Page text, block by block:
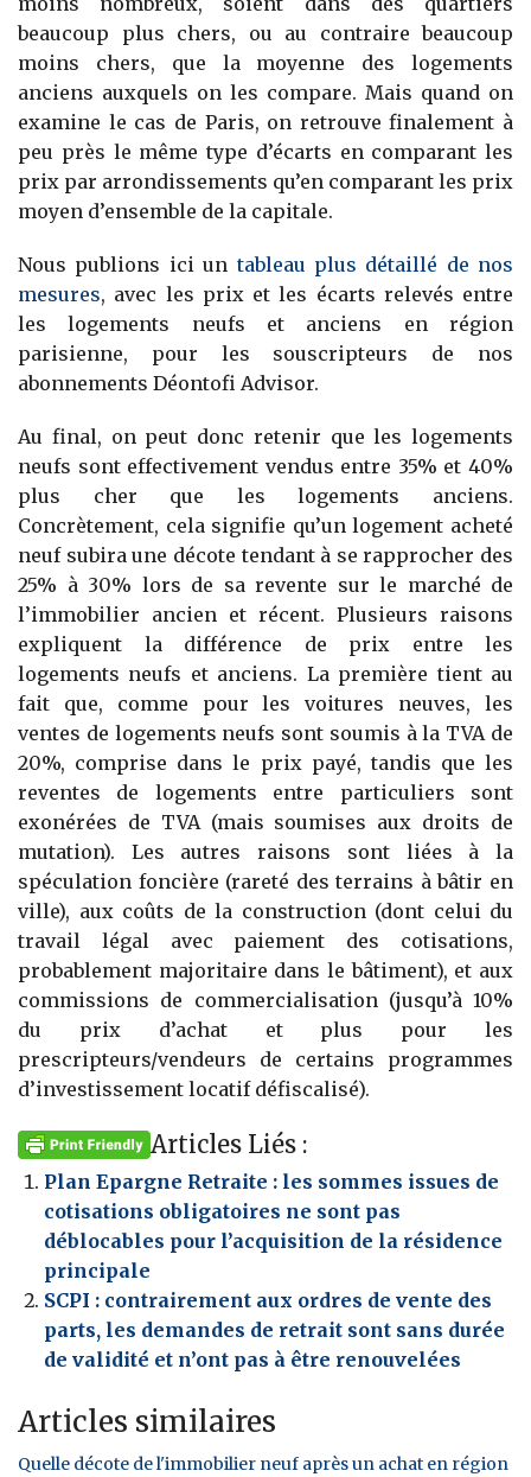
beaucoup plus chers, ou au contraire beaucoup
moins chers, que la moyenne des logements
anciens auxquels on les compare. Mais quand on
examine le cas de Paris, on retrouve finalement à
peu près le même type d’écarts en comparant les
prix par arrondissements qu’en comparant les prix
moyen d’ensemble de la capitale.
Nous publions ici untableau plus détaillé de nos
mesures, avec les prix et les écarts relevés entre
les logements neufs et anciens en région
parisienne, pour les souscripteurs de nos
abonnements Déontofi Advisor.
Au final, on peut donc retenir queles logements
neufs sont effectivement vendus entre 35% et 40%
plus cher que les logements anciens.
Concrètement, cela signifie qu’un logement acheté
neuf subira une décote tendant à se rapprocher des
25% à 30% lors de sa revente sur le marché de
l’immobilier ancien et récent. Plusieurs raisons
expliquent la différence de prix entre les
logements neufs et anciens. La première tient au
fait que, comme pour les voitures neuves, les
ventes de logements neufs sont soumis à la TVA de
20%, comprise dans le prix payé, tandis que les
reventes de logements entre particuliers sont
exonérées de TVA (mais soumises aux droits de
mutation). Les autres raisons sont liées à la
spéculation foncière (rareté des terrains à bâtir en
ville), aux coûts de la construction (dont celui du
travail légal avec paiement des cotisations,
probablement majoritaire dans le bâtiment), et aux
commissions de commercialisation (jusqu’à 10%
du prix d’achat et plus pour les
prescripteurs/vendeurs de certains programmes
d’investissement locatif défiscalisé).
Articles Liés :
Plan Epargne Retraite : les sommes issues de
cotisations obligatoires ne sont pas
déblocables pour l’acquisition de la résidence
principale
SCPI : contrairement aux ordres de vente des
parts, les demandes de retrait sont sans durée
de validité et n’ont pas à être renouvelées
Articles similaires
Quelle décote de l'immobilier neuf après un achat en région